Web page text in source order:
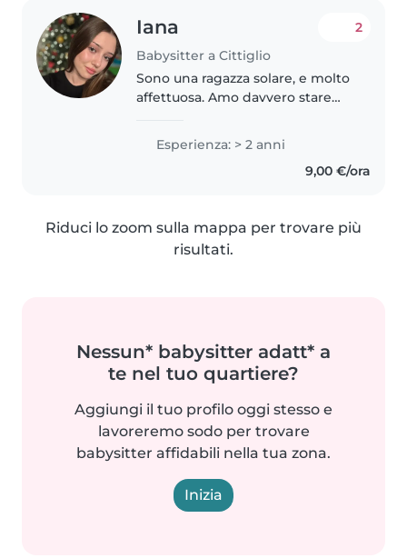
Iana
Babysitter a Cittiglio
2
Sono una ragazza solare, e molto
affettuosa. Amo davvero stare
piace giocare con loro, aiutarli
Esperienza: > 2 anni
9,00 €/ora
Riduci lo zoom sulla mappa per trovare più
risultati.
Nessun* babysitter adatt* a
te nel tuo quartiere?
Aggiungi il tuo profilo oggi stesso e
lavoreremo sodo per trovare
babysitter affidabili nella tua zona.
Inizia